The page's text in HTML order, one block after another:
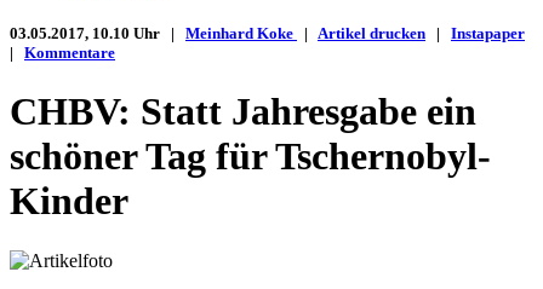
03.05.2017, 10.10 Uhr | Meinhard Koke | Artikel drucken | Instapaper
| Kommentare
CHBV: Statt Jahresgabe ein
schöner Tag für Tschernobyl-
Kinder